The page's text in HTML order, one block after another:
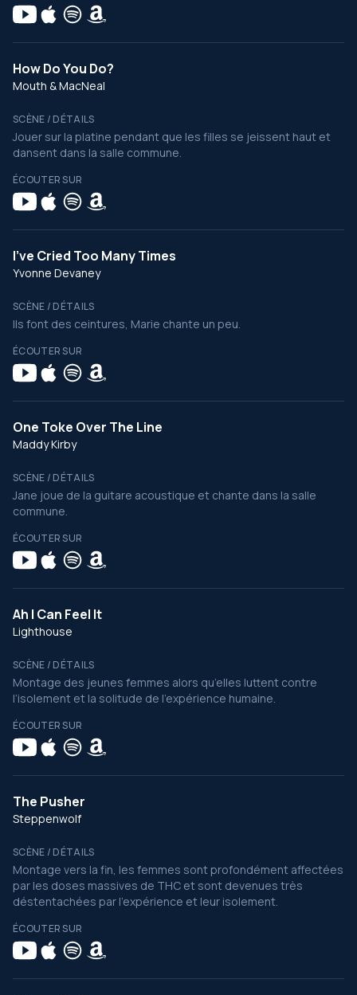
How Do You Do?
Mouth & MacNeal
SCÈNE / DÉTAILS
Jouer sur la platine pendant que les filles se jeissent haut et
dansent dans la salle commune.
ÉCOUTER SUR
I’ve Cried Too Many Times
Yvonne Devaney
SCÈNE / DÉTAILS
Ils font des ceintures, Marie chante un peu.
ÉCOUTER SUR
One Toke Over The Line
Maddy Kirby
SCÈNE / DÉTAILS
Jane joue de la guitare acoustique et chante dans la salle
commune.
ÉCOUTER SUR
Ah I Can Feel It
Lighthouse
SCÈNE / DÉTAILS
Montage des jeunes femmes alors qu’elles luttent contre
l’isolement et la solitude de l’expérience humaine.
ÉCOUTER SUR
The Pusher
Steppenwolf
SCÈNE / DÉTAILS
Montage vers la fin, les femmes sont profondément affectées
par les doses massives de THC et sont devenues très
déstentachées par l’expérience et leur isolement.
ÉCOUTER SUR